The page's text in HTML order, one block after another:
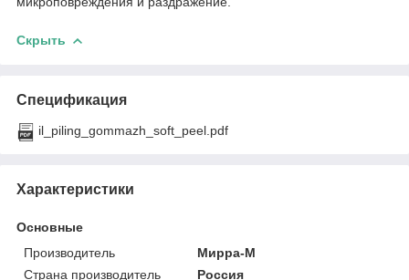
Скрыть
Спецификация
il_piling_gommazh_soft_peel.pdf
Характеристики
Основные
Производитель
Мирра-М
Страна производитель
Россия